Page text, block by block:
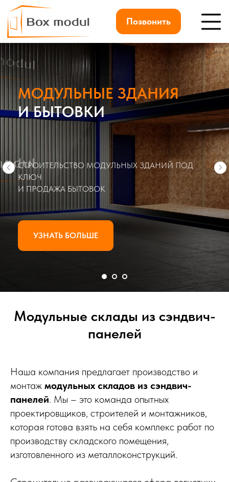
Позвонить
МОДУЛЬНЫЕ ЗДАНИЯ
И БЫТОВКИ
СТРОИТЕЛЬСТВО МОДУЛЬНЫХ ЗДАНИЙ ПОД
КЛЮЧ
И ПРОДАЖА БЫТОВОК
УЗНАТЬ БОЛЬШЕ
Модульные склады из сэндвич-
панелей
Наша компания предлагает производство и
монтаж модульных складов из сэндвич-
панелей. Мы – это команда опытных
проектировщиков, строителей и монтажников,
которая готова взять на себя комплекс работ по
производству складского помещения,
изготовленного из металлоконструкций.